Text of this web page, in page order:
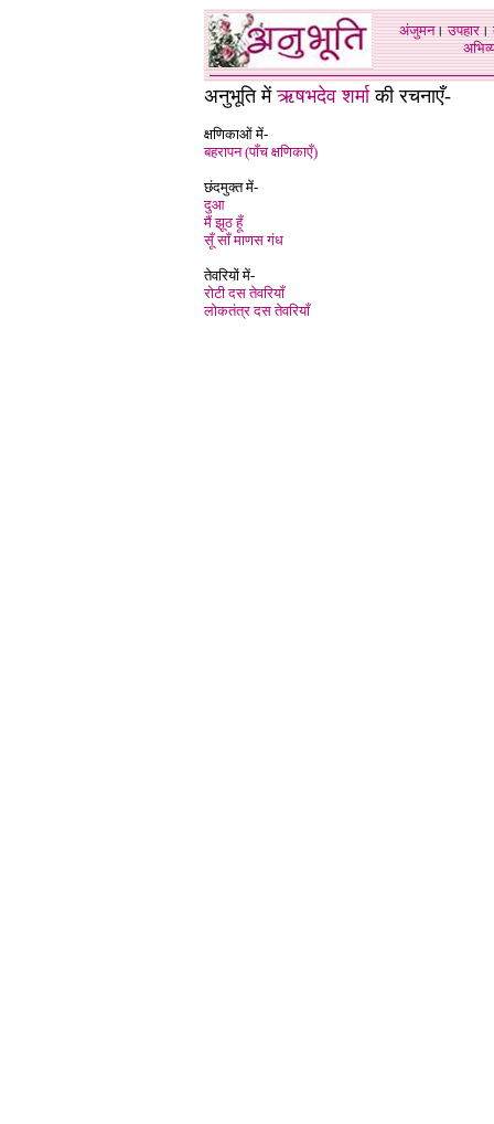
अंजुमन।उपहार।
अनुभूति मेंऋषभदेव शर्माकी रचनाएँ-
क्षणिकाओं में-
बहरापन (पाँच क्षणिकाएँ)
छंदमुक्त में-
दुआ
मैं झूठ हूँ
सूँ साँ माणस गंध
तेवरियों में-
रोटी दस तेवरिया
लोकतंत्र दस तेवरियाँ